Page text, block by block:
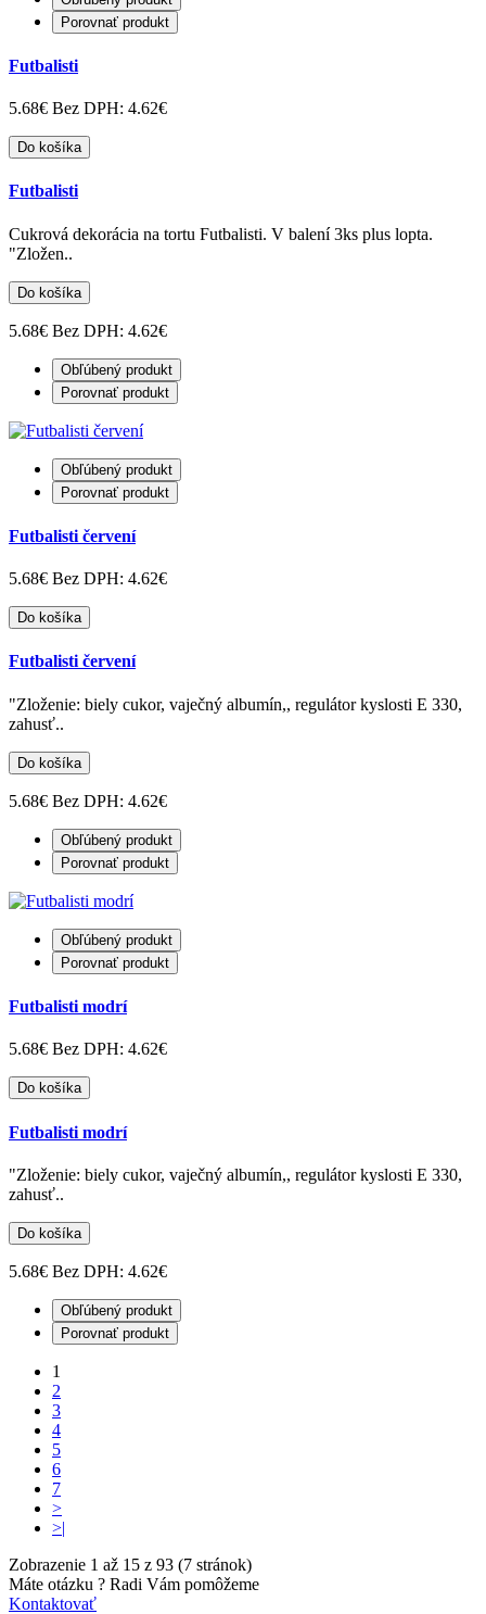
Porovnať produkt
Futbalisti
5.68€ Bez DPH: 4.62€
Do košíka
Futbalisti
Cukrová dekorácia na tortu Futbalisti. V balení 3ks plus lopta.
"Zložen..
Do košíka
5.68€ Bez DPH: 4.62€
Obľúbený produkt
Porovnať produkt
Obľúbený produkt
Porovnať produkt
Futbalisti červení
5.68€ Bez DPH: 4.62€
Do košíka
Futbalisti červení
"Zloženie: biely cukor, vaječný albumín,, regulátor kyslosti E 330,
zahusť..
Do košíka
5.68€ Bez DPH: 4.62€
Obľúbený produkt
Porovnať produkt
Obľúbený produkt
Porovnať produkt
Futbalisti modrí
5.68€ Bez DPH: 4.62€
Do košíka
Futbalisti modrí
"Zloženie: biely cukor, vaječný albumín,, regulátor kyslosti E 330,
zahusť..
Do košíka
5.68€ Bez DPH: 4.62€
Obľúbený produkt
Porovnať produkt
1
2
3
4
5
6
7
>
>|
Zobrazenie 1 až 15 z 93 (7 stránok)
Máte otázku ? Radi Vám pomôžeme
Kontaktovať